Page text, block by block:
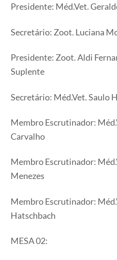
Presidente: Méd.Vet.
Secretário: Zoot. Luciana
Presidente: Zoot. Aldi
Suplente
Secretário: Méd.Vet. Saulo
Membro Escrutinador:
Carvalho
Membro Escrutinador:
Menezes
Membro Escrutinador:
Hatschbach
MESA 02: